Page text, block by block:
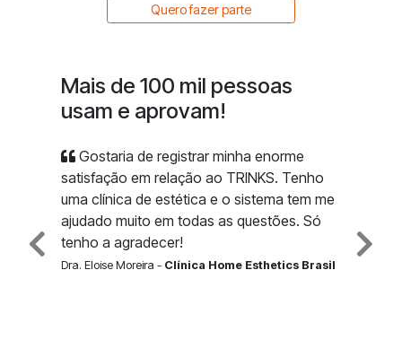
Quero fazer parte
Mais de 100 mil pessoas
usam e aprovam!
Gostaria de registrar minha enorme
satisfação em relação ao TRINKS. Tenho
uma clínica de estética e o sistema tem me
ajudado muito em todas as questões. Só
tenho a agradecer!
Dra. Eloise Moreira - Clínica Home Esthetics Brasil